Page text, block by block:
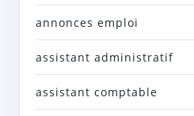
annonces emploi
assistant administratif
assistant comptable